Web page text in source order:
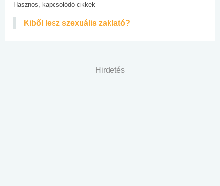
Hasznos, kapcsolódó cikkek
Kiből lesz szexuális zaklató?
Hirdetés